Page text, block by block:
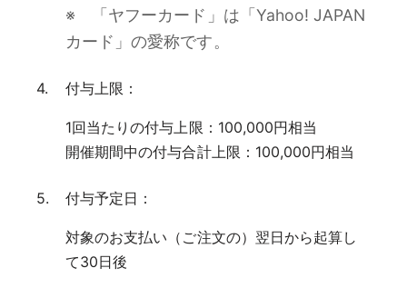
※ 「ヤフーカード」は「Yahoo! JAPAN
カード」の愛称です。
付与上限：
1回当たりの付与上限：100,000円相当
開催期間中の付与合計上限：100,000円相当
付与予定日：
対象のお支払い（ご注文の）翌日から起算し
て30日後